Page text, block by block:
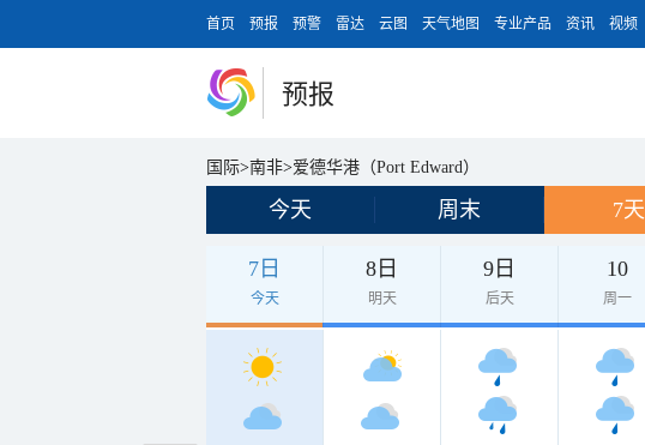
首页 预报 预警 雷达 云图 天气地图 专业产品 资讯 视频
预报
国际>南非>爱德华港（Port Edward）
今天 周末 7天
7日
今天
8日
明天
9日
后天
10
周一